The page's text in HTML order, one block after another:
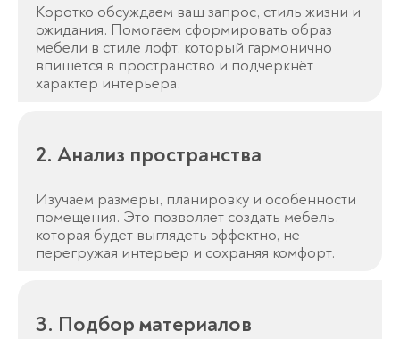
Коротко обсуждаем ваш запрос, стиль жизни и
ожидания. Помогаем сформировать образ
мебели в стиле лофт, который гармонично
впишется в пространство и подчеркнёт
характер интерьера.
2. Анализ пространства
Изучаем размеры, планировку и особенности
помещения. Это позволяет создать мебель,
которая будет выглядеть эффектно, не
перегружая интерьер и сохраняя комфорт.
3. Подбор материалов